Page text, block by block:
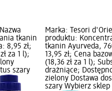
tkanin
8,95 zł;
za 1 l);
szary
Marka: Tesori
produktu:
tkanin Ayurveda,
13,95 zł; Cena
(18,36 zł za 1 l);
drażniące;
zielony Dostawa
szary Wybierz sklep